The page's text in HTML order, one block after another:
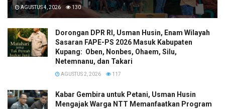
AGUSTUS 4, 2026 130
Dorongan DPR RI, Usman Husin, Enam Wilayah
Sasaran FAPE-PS 2026 Masuk Kabupaten
Kupang: Oben, Nonbes, Ohaem, Silu,
Netemnanu, dan Takari
AGUSTUS 2, 2026 117
Kabar Gembira untuk Petani, Usman Husin
Mengajak Warga NTT Memanfaatkan Program